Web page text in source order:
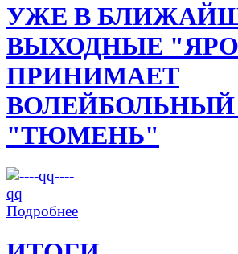
УЖЕ В
ВЫХОДНЫЕ
ПРИНИМАЕТ
ВОЛЕЙБОЛЬНЫЙ
"ТЮМЕНЬ"
Подробнее